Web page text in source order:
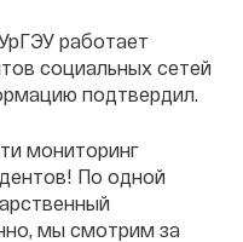
работает
социальных сетей
подтвердил.
мониторинг
По одной
мы смотрим за